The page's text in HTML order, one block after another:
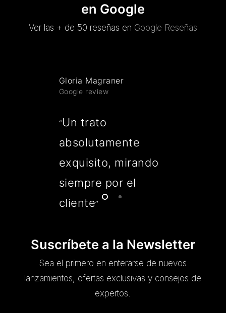
en Google
Ver las + de 50 reseñas en Google Reseñas
Gloria Magraner
Google review
“Un trato
absolutamente
exquisito, mirando
siempre por el
cliente”
Suscríbete a la Newsletter
Sea el primero en enterarse de nuevos
lanzamientos, ofertas exclusivas y consejos de
expertos.